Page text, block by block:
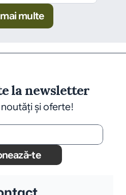
multe
la newsletter
și oferte!
te